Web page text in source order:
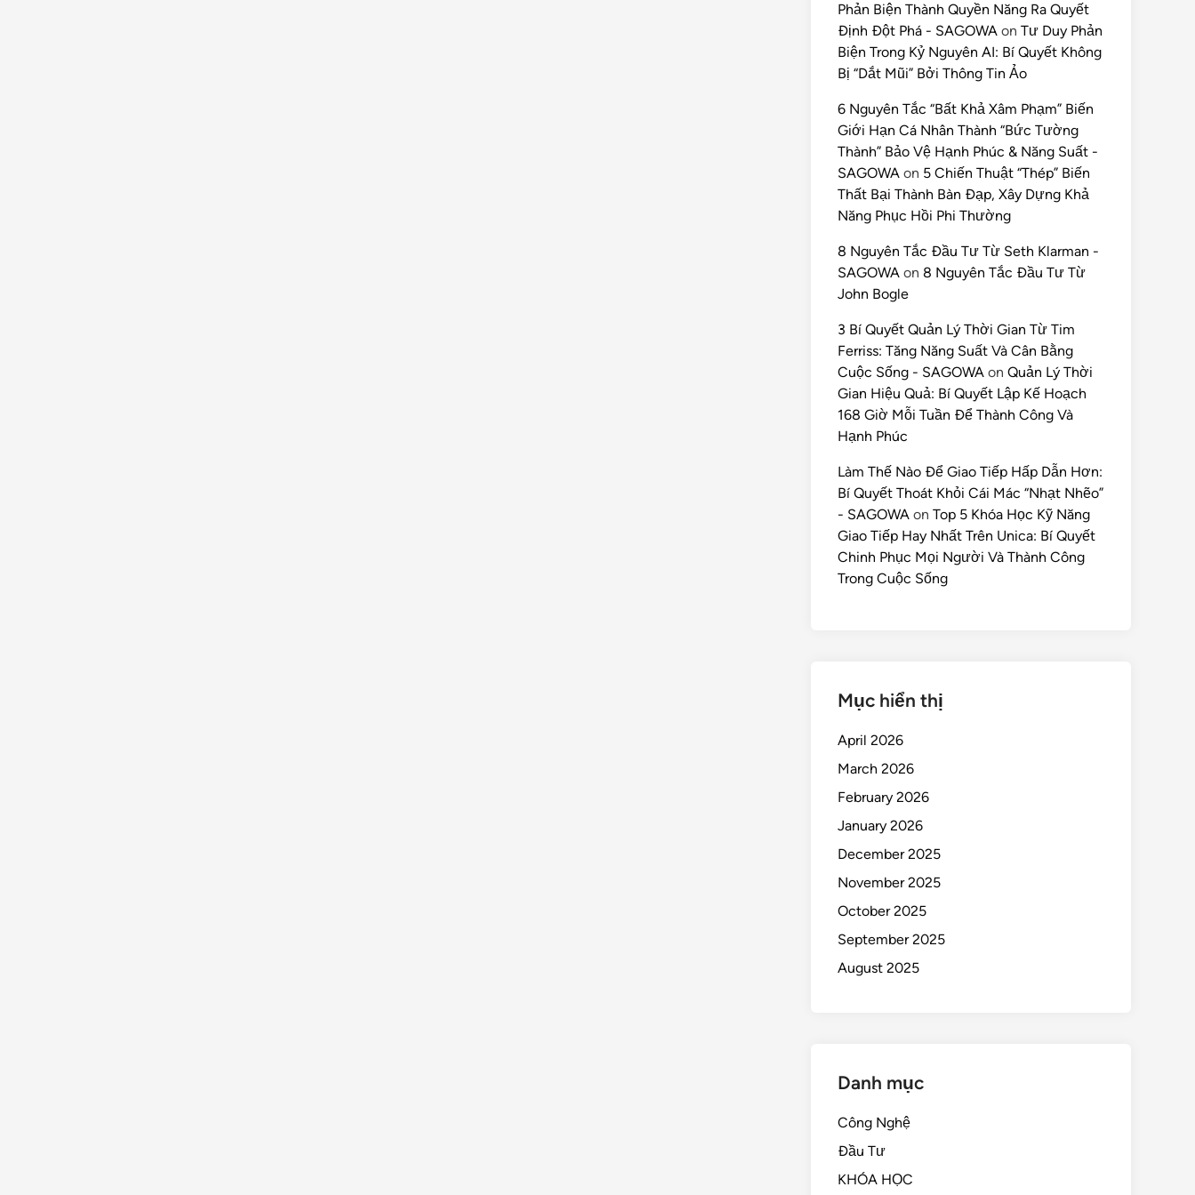
Phản Biện Thành Quyền Năng Ra Quyết
Định Đột Phá - SAGOWA on Tư Duy Phản
Biện Trong Kỷ Nguyên AI: Bí Quyết Không
Bị “Dắt Mũi” Bởi Thông Tin Ảo
6 Nguyên Tắc “Bất Khả Xâm Phạm” Biến
Giới Hạn Cá Nhân Thành “Bức Tường
Thành” Bảo Vệ Hạnh Phúc & Năng Suất -
SAGOWA on 5 Chiến Thuật “Thép” Biến
Thất Bại Thành Bàn Đạp, Xây Dựng Khả
Năng Phục Hồi Phi Thường
8 Nguyên Tắc Đầu Tư Từ Seth Klarman -
SAGOWA on 8 Nguyên Tắc Đầu Tư Từ
John Bogle
3 Bí Quyết Quản Lý Thời Gian Từ Tim
Ferriss: Tăng Năng Suất Và Cân Bằng
Cuộc Sống - SAGOWA on Quản Lý Thời
Gian Hiệu Quả: Bí Quyết Lập Kế Hoạch
168 Giờ Mỗi Tuần Để Thành Công Và
Hạnh Phúc
Làm Thế Nào Để Giao Tiếp Hấp Dẫn Hơn:
Bí Quyết Thoát Khỏi Cái Mác “Nhạt Nhẽo”
- SAGOWA on Top 5 Khóa Học Kỹ Năng
Giao Tiếp Hay Nhất Trên Unica: Bí Quyết
Chinh Phục Mọi Người Và Thành Công
Trong Cuộc Sống
Mục hiển thị
April 2026
March 2026
February 2026
January 2026
December 2025
November 2025
October 2025
September 2025
August 2025
Danh mục
Công Nghệ
Đầu Tư
KHÓA HỌC